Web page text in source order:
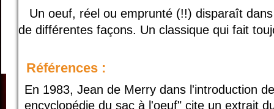
Un oeuf, réel ou emprunté (!!) disparaît
de différentes façons. Un classique qui fait
Références :
En 1983, Jean de Merry dans l'introduction
encyclopédie du sac à l'oeuf" cite un extrait